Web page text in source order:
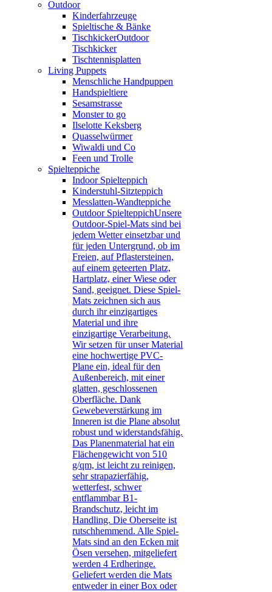
Outdoor
Kinderfahrzeuge
Spieltische & Bänke
TischkickerOutdoor
Tischkicker
Tischtennisplatten
Living Puppets
Menschliche Handpuppen
Handspieltiere
Sesamstrasse
Monster to go
Ilselotte Keksberg
Quasselwürmer
Wiwaldi und Co
Feen und Trolle
Spielteppiche
Indoor Spielteppich
Kinderstuhl-Sitzteppich
Messlatten-Wandteppiche
Outdoor SpielteppichUnsere
Outdoor-Spiel-Mats sind bei
jedem Wetter einsetzbar und
für jeden Untergrund, ob im
Freien, auf Pflastersteinen,
auf einem geteerten Platz,
Hartplatz, einer Wiese oder
Sand, geeignet. Diese Spiel-
Mats zeichnen sich aus
durch ihr einzigartiges
Material und ihre
einzigartige Verarbeitung.
Wir setzen für unser Material
eine hochwertige PVC-
Plane ein, ideal für den
Außenbereich, mit einer
glatten, geschlossenen
Oberfläche. Dank
Gewebeverstärkung im
Inneren ist die Plane absolut
robust und widerstandsfähig.
Das Planenmaterial hat ein
Flächengewicht von 510
g/qm, ist leicht zu reinigen,
sehr strapazierfähig,
wetterfest, schwer
entflammbar B1-
Brandschutz, leicht im
Handling. Die Oberseite ist
rutschhemmend. Alle Spiel-
Mats sind an den Ecken mit
Ösen versehen, mitgeliefert
werden 4 Erdheringe.
Geliefert werden die Mats
entweder in einer Box oder